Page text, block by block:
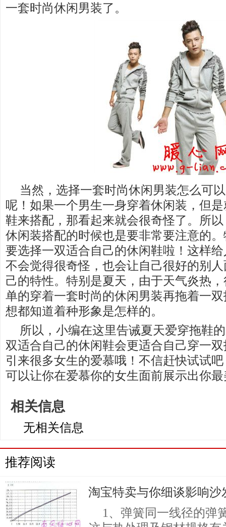
一套时尚休闲男装了。
当然，选择一套时尚休闲男装怎么可
呢！如果一个男生一身穿着休闲装，但
鞋来搭配，那看起来就会很奇怪了。所
休闲装搭配的时候也是要非常要注意的
要选择一双适合自己的休闲鞋啦！这样
不会觉得很奇怪，也会让自己很好的别
己的特性。特别是夏天，由于天气炎热
单的穿着一套时尚的休闲男装再拖着一
想都知道着种形象是怎样的。
所以，小编在这里告诫夏天爱穿拖鞋
双适合自己的休闲鞋会更适合自己穿一
引来很多女生的爱慕哦！不信赶快试试
可以让你在爱慕你的女生面前展示出你
相关信息
无相关信息
推荐阅读
淘宝特卖与你细谈影响
1、弹簧同一线径的弹